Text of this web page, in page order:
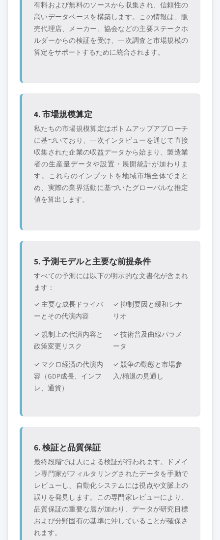
有料および無料のソースから収集され、信頼性の
高いデータベースを構築します。この情報は、販
売代理店、メーカー、協会などの主要ステークホ
ルダーからの検証を受け、一次調査と市場規模の
算定をサポートするために統合されます。
4. 市場規模算定
私たちの市場規模算定はボトムアップアプローチ
に基づいており、一次インタビューを通じて直接
収集された企業の収益データから始まり、製造業
者の生産量データや設置・展開統計が加わりま
す。これらのインプットを地域市場全体でまと
め、実際の業界活動に基づいたグローバルな推定
値を算出します。
5. 予測モデルと主要な前提条件
すべての予測には以下の明示的な文書化が含まれ
ます：
✓ 主要な成長ドライバ
ーとその代演内容
✓ 抑制要因と緩和シナ
リオ
✓ 規制上の代演内容と
政策変更リスク
✓ 技術普及曲線パラメ
ータ
✓ マクロ経済の代演内
容（GDP成長、インフ
レ、通貨）
✓ 競争の動態と市場参
入/椭退の見通し
6. 検証と品質保証
最終段階では人による検証が行われます。ドメイ
ン専門家がフィルタリングされたデータを手動で
レビューし、自動化システムには視点や文脈上の
誤りを発見します。この専門家レビューにより、
品質保証の重要な層が加わり、データが研究目標
および分野固有の基準に沖していることが確保さ
れます。